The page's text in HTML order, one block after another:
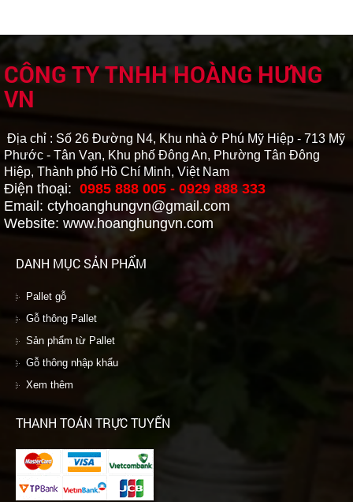
CÔNG TY TNHH HOÀNG HƯNG
VN
Địa chỉ : Số 26 Đường N4, Khu nhà ở Phú Mỹ Hiệp - 713 Mỹ
Phước - Tân Vạn, Khu phố Đông An, Phường Tân Đông
Hiệp, Thành phố Hồ Chí Minh, Việt Nam
Điện thoại: 0985 888 005 - 0929 888 333
Email: ctyhoanghungvn@gmail.com
Website: www.hoanghungvn.com
DANH MỤC SẢN PHẨM
Pallet gỗ
Gỗ thông Pallet
Sản phẩm từ Pallet
Gỗ thông nhập khẩu
Xem thêm
THANH TOÁN TRỰC TUYẾN